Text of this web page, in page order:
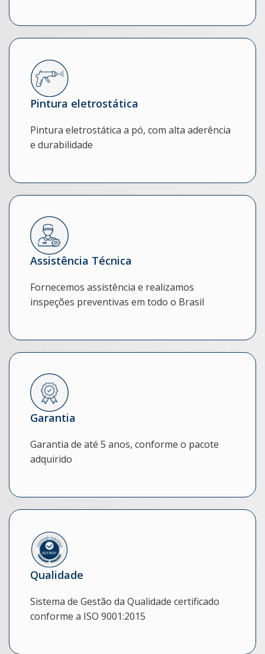
Pintura eletrostática
Pintura eletrostática a pó, com alta aderência
e durabilidade
Assistência Técnica
Fornecemos assistência e realizamos
inspeções preventivas em todo o Brasil
Garantia
Garantia de até 5 anos, conforme o pacote
adquirido
Qualidade
Sistema de Gestão da Qualidade certificado
conforme a ISO 9001:2015